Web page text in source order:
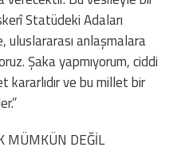
Statüdeki Adaları
uluslararası anlaşmalara
Şaka yapmıyorum, ciddi
kararlıdır ve bu millet bir
MÜMKÜN DEĞİL